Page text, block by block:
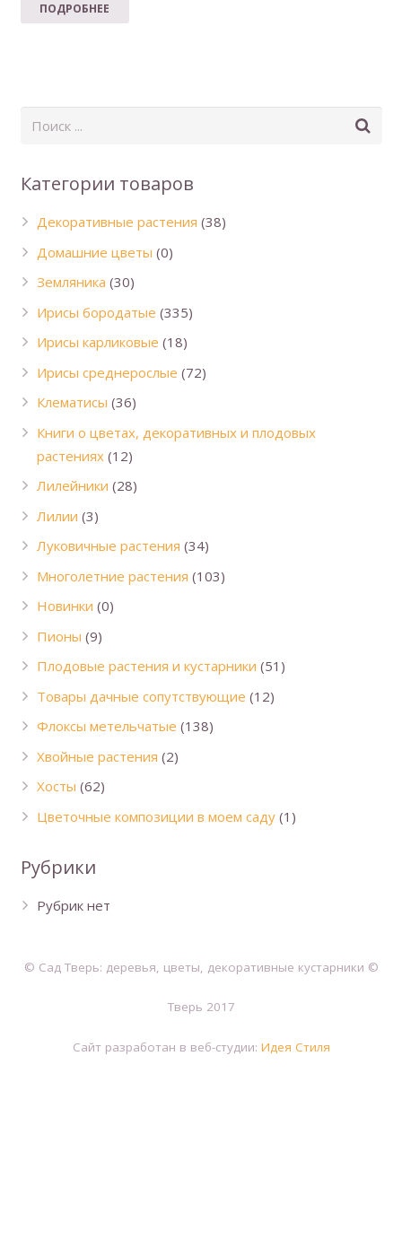
ПОДРОБНЕЕ
Категории товаров
Декоративные растения (38)
Домашние цветы (0)
Земляника (30)
Ирисы бородатые (335)
Ирисы карликовые (18)
Ирисы среднерослые (72)
Клематисы (36)
Книги о цветах, декоративных и плодовых
растениях (12)
Лилейники (28)
Лилии (3)
Луковичные растения (34)
Многолетние растения (103)
Новинки (0)
Пионы (9)
Плодовые растения и кустарники (51)
Товары дачные сопутствующие (12)
Флоксы метельчатые (138)
Хвойные растения (2)
Хосты (62)
Цветочные композиции в моем саду (1)
Рубрики
Рубрик нет
© Сад Тверь: деревья, цветы, декоративные кустарники ©
Тверь 2017
Сайт разработан в веб-студии: Идея Стиля